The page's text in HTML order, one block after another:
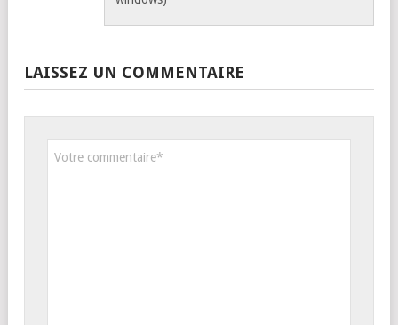
LAISSEZ UN COMMENTAIRE